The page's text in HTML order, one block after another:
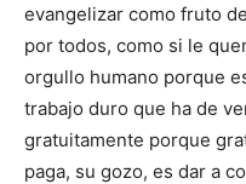
evangelizar como fruto
por todos, como si le
orgullo humano porque
trabajo duro que ha de
gratuitamente porque
paga, su gozo, es dar a